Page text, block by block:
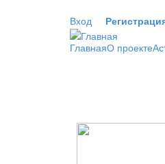
Вход
ГлавнаяО проекте